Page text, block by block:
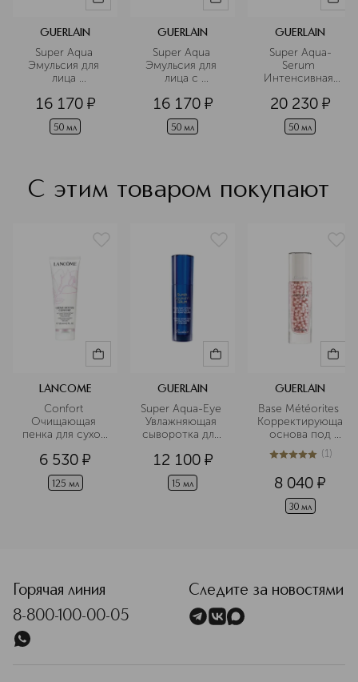
GUERLAIN
Super Aqua
Эмульсия для
лица
16 170 ¤
50 мл
GUERLAIN
Super Aqua
Эмульсия для
лица с
текстурой
16 170 ¤
50 мл
GUERLAIN
Super Aqua-
Serum
Интенсивная
сыворотка
20 230 ¤
50 мл
С этим товаром покупают
LANCOME
Confort
Очищающая
пенка для сухой
6 530 ¤
125 мл
GUERLAIN
Super Aqua-Eye
Увлажняющая
сыворотка для
12 100 ¤
15 мл
GUERLAIN
Base Météorites
Корректирующая
основа под
макияж
5из 51 (1)
8 040 ¤
30 мл
Горячая линия
8-800-100-00-05
Следите за новостями